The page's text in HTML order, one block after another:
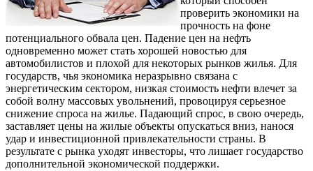
проверить экономики на
прочность на фоне
потенциального обвала цен. Падение цен на нефть
одновременно может стать хорошей новостью для
автомобилистов и плохой для некоторых рынков жилья. Для
государств, чья экономика неразрывно связана с
энергетическим сектором, низкая стоимость нефти влечет за
собой волну массовых увольнений, провоцируя серьезное
снижение спроса на жилье. Падающий спрос, в свою очередь,
заставляет цены на жилые объекты опускаться вниз, нанося
удар и инвестиционной привлекательности страны. В
результате с рынка уходят инвесторы, что лишает государство
дополнительной экономической поддержки.